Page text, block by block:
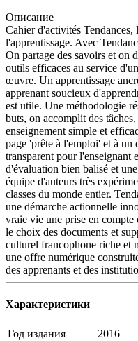
Описание
Cahier d'activités
l'apprentissage. Avec
On partage des savoirs et on
outils efficaces au service
œuvre. Un apprentissage
apprenant soucieux
est utile. Une méthodologie
buts, on accomplit des
enseignement simple et
page 'prête à l'emploi' et à un
transparent pour l'enseignant
d'évaluation bien balisé et
équipe d'auteurs très
classes du monde entier.
une démarche actionnelle
vraie vie une prise en compte
le choix des documents et
culturel francophone riche et
une offre numérique
des apprenants et des
Характеристики
Год издания
2016